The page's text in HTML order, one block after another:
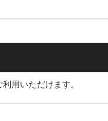
用いただけます。